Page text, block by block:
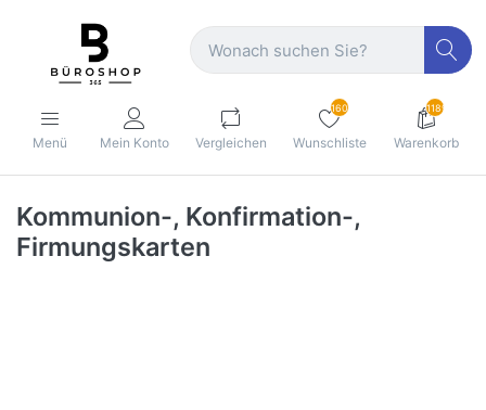
Menü Mein Konto Vergleichen
160
Wunschliste
1189
Warenkorb
Kommunion-, Konfirmation-,
Firmungskarten